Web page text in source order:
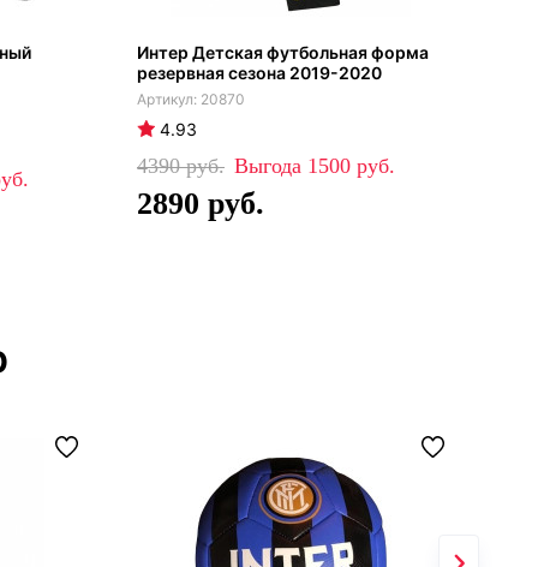
Интер Детская футбольная форма
резервная сезона 2019-2020
20870
4.93
4390 1500
2890